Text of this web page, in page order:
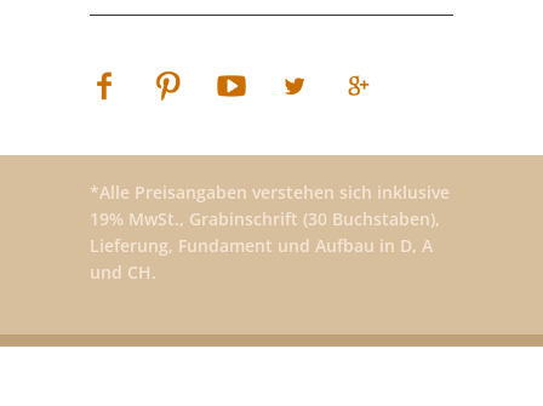
*Alle Preisangaben verstehen sich inklusive
19% MwSt., Grabinschrift (30 Buchstaben),
Lieferung, Fundament und Aufbau in D, A
und CH.